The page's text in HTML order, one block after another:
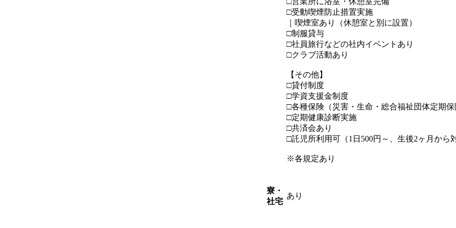
□受動喫煙防止措置実施
｜喫煙室あり（休憩室と別に設置）
□制服貸与
□社員旅行などの社内イベントあり
□クラブ活動あり
【その他】
□貸付制度
□学資支援金制度
□各種保険（災害・生命・総合福祉団体定期保
□定期健康診断実施
□共済会あり
□託児所利用可（1日500円～、生後2ヶ月から
※各規定あり
寮・
社宅
あり